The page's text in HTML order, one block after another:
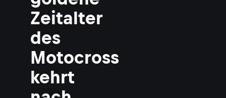
Zeitalter
des
Motocross
kehrt